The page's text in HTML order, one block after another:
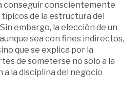
conseguir conscientemente
de la estructura del
embargo, la elección de un
sea con fines indirectos,
que se explica por la
de someterse no solo a la
a la disciplina del negocio